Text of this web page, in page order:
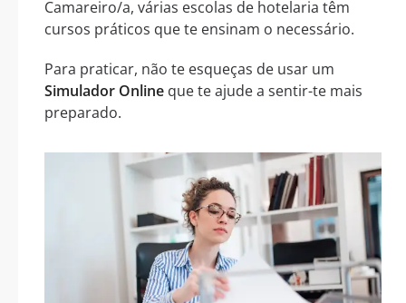
Camareiro/a, várias escolas de hotelaria têm
cursos práticos que te ensinam o necessário.
Para praticar, não te esqueças de usar um
Simulador Online que te ajude a sentir-te mais
preparado.